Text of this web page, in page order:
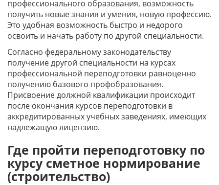
профессионального образования, возможность
получить новые знания и умения, новую профессию.
Это удобная возможность быстро и недорого
освоить и начать работу по другой специальности.
Согласно федеральному законодательству
получение другой специальности на курсах
профессиональной переподготовки равноценно
получению базового профобразования.
Присвоение должной квалификации происходит
после окончания курсов переподготовки в
аккредитированных учебных заведениях, имеющих
надлежащую лицензию.
Где пройти переподготовку по
курсу сметное нормирование
(строительство)